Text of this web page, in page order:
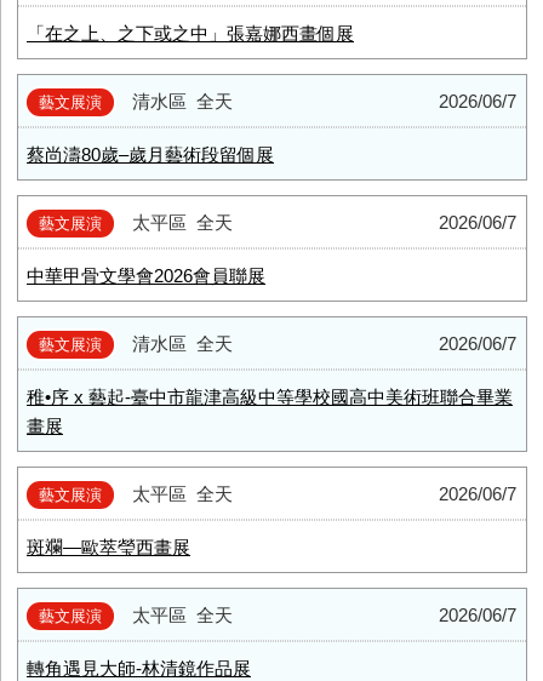
「在之上、之下或之中」張嘉娜西畫個展
藝文展演 清水區 2026/06/7
全天
蔡尚濤80歲–歲月藝術段留個展
藝文展演 太平區 2026/06/7
全天
中華甲骨文學會2026會員聯展
藝文展演 清水區 2026/06/7
全天
稚•序 x 藝起-臺中市龍津高級中等學校國高中美術班聯合畢業
畫展
藝文展演 太平區 2026/06/7
全天
斑斕—歐萃瑩西畫展
藝文展演 太平區 2026/06/7
全天
轉角遇見大師-林清鏡作品展